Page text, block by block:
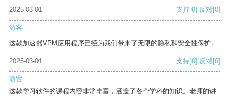
2025-03-01 支持[0] 反对[0]
游客
这款加速器VPM应用程序已经为我们带来了无限的隐私和安全性保护。
2025-03-01 支持[0] 反对[0]
游客
这款学习软件的课程内容非常丰富，涵盖了各个学科的知识。老师的讲